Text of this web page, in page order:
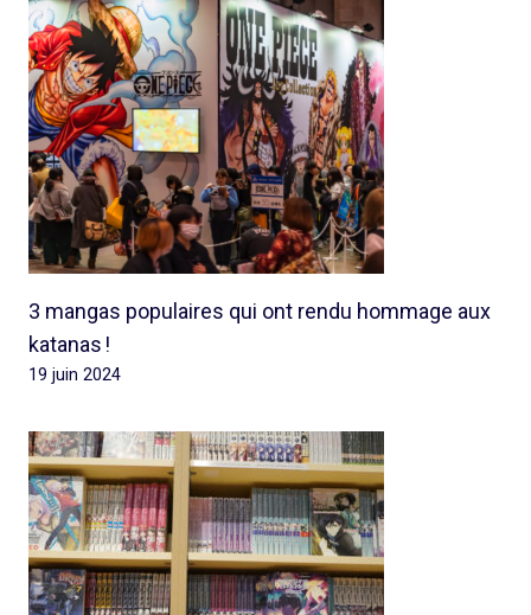
3 mangas populaires qui ont rendu hommage aux
katanas !
19 juin 2024